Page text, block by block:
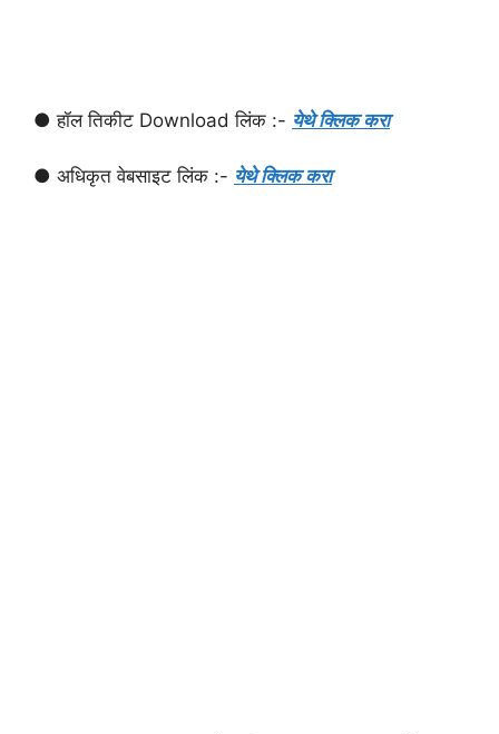
● हॉल तिकीट Download लिंक :- येथे क्लिक करा
● अधिकृत वेबसाइट लिंक :- येथे क्लिक करा